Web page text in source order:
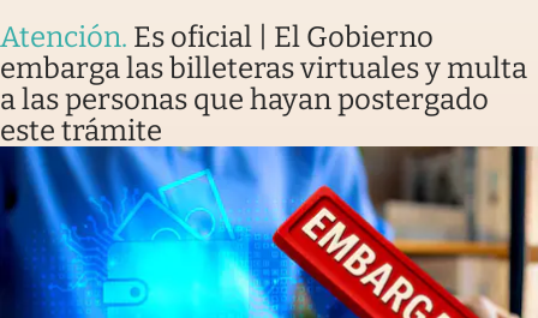
Atención. Es oficial | El Gobierno
embarga las billeteras virtuales y multa
a las personas que hayan postergado
este trámite